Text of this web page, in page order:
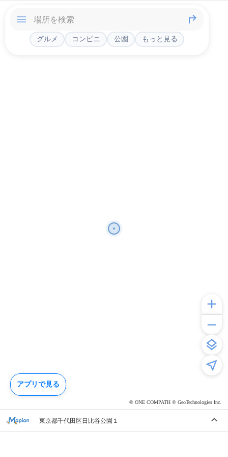
© ONE COMPATH © GeoTechnologies Inc.
グルメ コンビニ 公園 もっと見る
東京都千代田区日比谷公園１
アプリで見る